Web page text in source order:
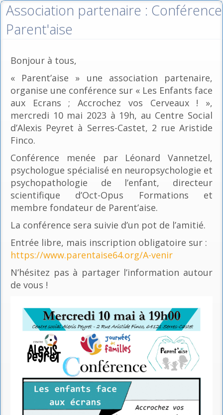
Association partenaire : Conférence
Parent'aise
Bonjour à tous,
« Parent’aise » une association partenaire,
organise une conférence sur « Les Enfants face
aux Ecrans ; Accrochez vos Cerveaux ! »,
mercredi 10 mai 2023 à 19h, au Centre Social
d’Alexis Peyret à Serres-Castet, 2 rue Aristide
Finco.
Conférence menée par Léonard Vannetzel,
psychologue spécialisé en neuropsychologie et
psychopathologie de l’enfant, directeur
scientifique d’Oct-Opus Formations et
membre fondateur de Parent’aise.
La conférence sera suivie d’un pot de l’amitié.
Entrée libre, mais inscription obligatoire sur :
https://www.parentaise64.org/A-venir
N’hésitez pas à partager l’information autour
de vous !